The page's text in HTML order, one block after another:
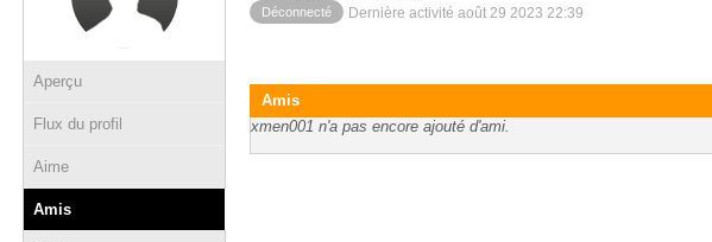
Aperçu
Flux du profil
Aime
Amis
Déconnecté Dernière activité août 29 2023 22:39
Amis
xmen001 n'a pas encore ajouté d'ami.